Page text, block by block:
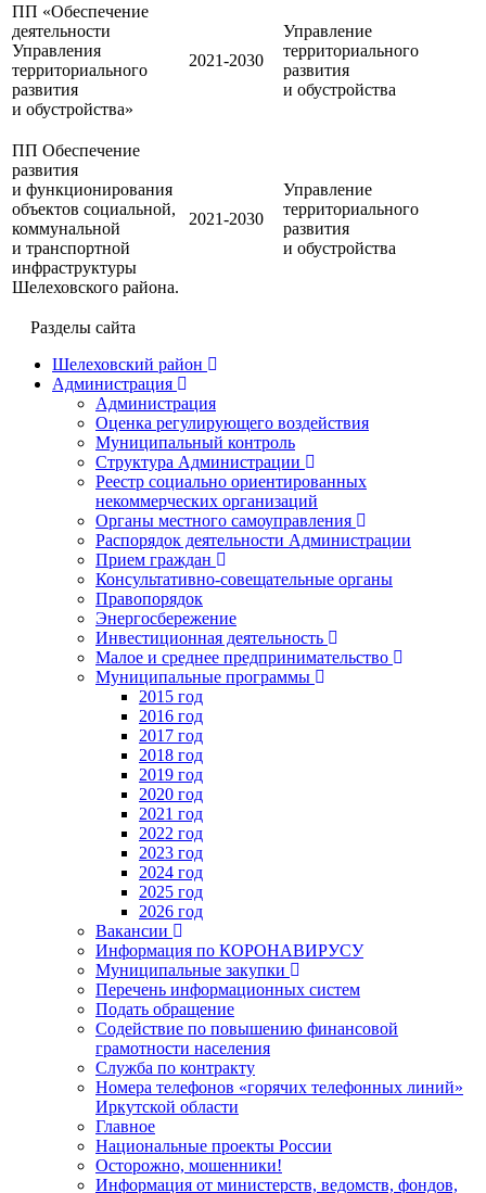
ПП «Обеспечение
деятельности
Управления
территориального
развития
и обустройства»
2021-2030
Управление
территориального
развития
и обустройства
ПП Обеспечение
развития
и функционирования
объектов социальной,
коммунальной
и транспортной
инфраструктуры
Шелеховского района.
2021-2030
Управление
территориального
развития
и обустройства
Разделы сайта
Шелеховский район
Администрация
Администрация
Оценка регулирующего воздействия
Муниципальный контроль
Структура Администрации
Реестр социально ориентированных
некоммерческих организаций
Органы местного самоуправления
Распорядок деятельности Администрации
Прием граждан
Консультативно-совещательные органы
Правопорядок
Энергосбережение
Инвестиционная деятельность
Малое и среднее предпринимательство
Муниципальные программы
2015 год
2016 год
2017 год
2018 год
2019 год
2020 год
2021 год
2022 год
2023 год
2024 год
2025 год
2026 год
Вакансии
Информация по КОРОНАВИРУСУ
Муниципальные закупки
Перечень информационных систем
Подать обращение
Содействие по повышению финансовой
грамотности населения
Служба по контракту
Номера телефонов «горячих телефонных линий»
Иркутской области
Главное
Национальные проекты России
Осторожно, мошенники!
Информация от министерств, ведомств, фондов,